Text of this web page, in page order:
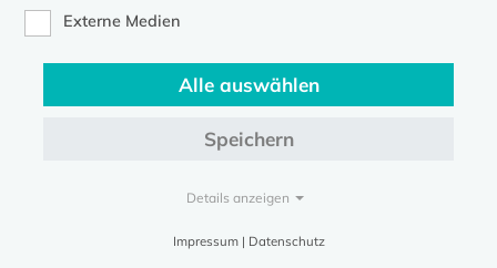
Diese Seite gehört zum Portalkirche-mv.de
Evangelische Kirche in Mecklenburg-Vorpommern © 2026
Externe Medien
Alle auswählen
Speichern
Details anzeigen
Impressum | Datenschutz